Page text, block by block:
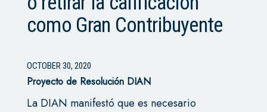
como Gran Contribuyente
OCTOBER 30, 2020
Proyecto de Resolución DIAN
La DIAN manifestó que es necesario